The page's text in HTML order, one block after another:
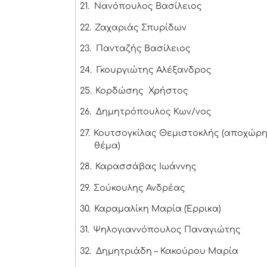
21. Νανόπουλος Βασίλειος
22. Ζαχαριάς Σπυρίδων
23. Πανταζής Βασίλειος
24. Γκουργιώτης Αλέξανδρος
25. Κορδώσης Χρήστος
26. Δημητρόπουλος Κων/νος
27. Κουτσογκίλας Θεμιστοκλής
θέμα)
28. Καρασσάβας Ιωάννης
29. Σούκουλης Ανδρέας
30. Καραμαλίκη Μαρία (Έρρικα)
31. Ψηλογιαννόπουλος Παναγιώτης
32. Δημητριάδη – Κακούρου Μαρία